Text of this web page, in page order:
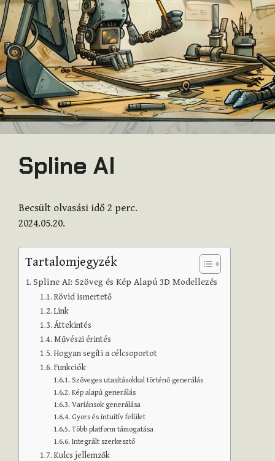
Spline AI
Becsült olvasási idő 2 perc.
2024.05.20.
Tartalomjegyzék
Spline AI: Szöveg és Kép Alapú 3D Modellezés
Rövid ismertető
Link
Áttekintés
Művészi érintés
Hogyan segíti a célcsoportot
Funkciók
Szöveges utasításokkal történő generálás
Kép alapú generálás
Variánsok generálása
Gyors és intuitív felület
Több platform támogatása
Integrált szerkesztő
Kulcs jellemzők